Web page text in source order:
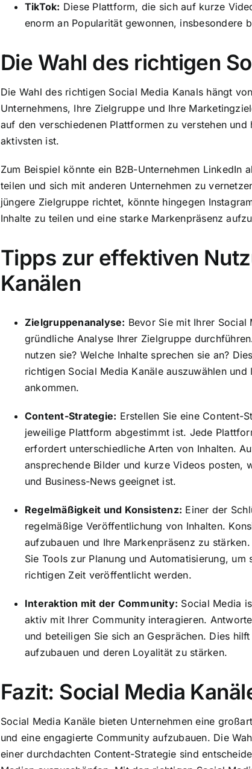
TikTok: Diese Plattform, die sich auf kurze
enorm an Popularität gewonnen, insbesondere
Die Wahl des richtigen
Die Wahl des richtigen Social Media Kanals hängt
Unternehmens, Ihre Zielgruppe und Ihre
auf den verschiedenen Plattformen zu verstehen
aktivsten ist.
Zum Beispiel könnte ein B2B-Unternehmen LinkedIn
teilen und sich mit anderen Unternehmen zu
jüngere Zielgruppe richtet, könnte hingegen
Inhalte zu teilen und eine starke Markenpräsenz
Tipps zur effektiven
Kanälen
Zielgruppenanalyse: Bevor Sie mit Ihrer Social
gründliche Analyse Ihrer Zielgruppe
nutzen sie? Welche Inhalte sprechen sie an?
richtigen Social Media Kanäle auszuwählen
ankommen.
Content-Strategie: Erstellen Sie eine Content-
jeweilige Plattform abgestimmt ist. Jede
erfordert unterschiedliche Arten von Inhalten.
ansprechende Bilder und kurze Videos posten,
und Business-News geeignet ist.
Regelmäßigkeit und Konsistenz: Einer der
regelmäßige Veröffentlichung von Inhalten.
aufzubauen und Ihre Markenpräsenz zu
Sie Tools zur Planung und Automatisierung,
richtigen Zeit veröffentlicht werden.
Interaktion mit der Community: Social Media
aktiv mit Ihrer Community interagieren.
und beteiligen Sie sich an Gesprächen. Dies
aufzubauen und deren Loyalität zu stärken.
Fazit: Social Media
Social Media Kanäle bieten Unternehmen eine
und eine engagierte Community aufzubauen. Die
einer durchdachten Content-Strategie sind